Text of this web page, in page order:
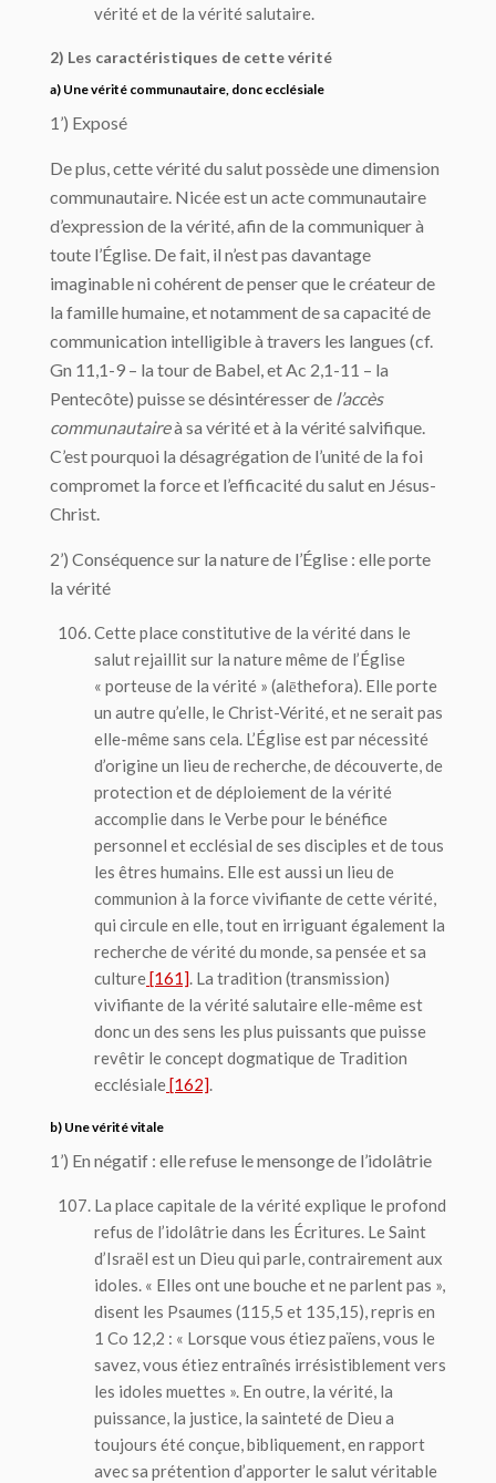
vérité et de la vérité salutaire.
2) Les caractéristiques de cette vérité
a) Une vérité communautaire, donc ecclésiale
1’) Exposé
De plus, cette vérité du salut possède une dimension
communautaire. Nicée est un acte communautaire
d’expression de la vérité, afin de la communiquer à
toute l’Église. De fait, il n’est pas davantage
imaginable ni cohérent de penser que le créateur de
la famille humaine, et notamment de sa capacité de
communication intelligible à travers les langues (cf.
Gn 11,1-9 – la tour de Babel, et Ac 2,1-11 – la
Pentecôte) puisse se désintéresser de l’accès
communautaireà sa vérité et à la vérité salvifique.
C’est pourquoi la désagrégation de l’unité de la foi
compromet la force et l’efficacité du salut en Jésus-
Christ.
2’) Conséquence sur la nature de l’Église : elle porte
la vérité
Cette place constitutive de la vérité dans le
salut rejaillit sur la nature même de l’Église
« porteuse de la vérité » (alēthefora). Elle porte
un autre qu’elle, le Christ-Vérité, et ne serait pas
elle-même sans cela. L’Église est par nécessité
d’origine un lieu de recherche, de découverte, de
protection et de déploiement de la vérité
accomplie dans le Verbe pour le bénéfice
personnel et ecclésial de ses disciples et de tous
les êtres humains. Elle est aussi un lieu de
communion à la force vivifiante de cette vérité,
qui circule en elle, tout en irriguant également la
recherche de vérité du monde, sa pensée et sa
culture[161] . La tradition (transmission)
vivifiante de la vérité salutaire elle-même est
donc un des sens les plus puissants que puisse
revêtir le concept dogmatique de Tradition
ecclésiale[162]
b) Une vérité vitale
1’) En négatif : elle refuse le mensonge de l’idolâtrie
La place capitale de la vérité explique le profond
refus de l’idolâtrie dans les Écritures. Le Saint
d’Israël est un Dieu qui parle, contrairement aux
idoles. « Elles ont une bouche et ne parlent pas »,
disent les Psaumes (115,5 et 135,15), repris en
1 Co 12,2 : « Lorsque vous étiez païens, vous le
savez, vous étiez entraînés irrésistiblement vers
les idoles muettes ». En outre, la vérité, la
puissance, la justice, la sainteté de Dieu a
toujours été conçue, bibliquement, en rapport
avec sa prétention d’apporter le salut véritable